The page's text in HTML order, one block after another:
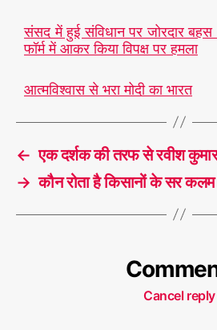
संसद में हुई संविधान पर जोरदार बहस
फॉर्म में आकर किया विपक्ष पर हमला
आत्मविश्वास से भरा मोदी का भारत
← एक दर्शक की तरफ से रवीश
→ कौन रोता है किसानों के सर
Cancel reply